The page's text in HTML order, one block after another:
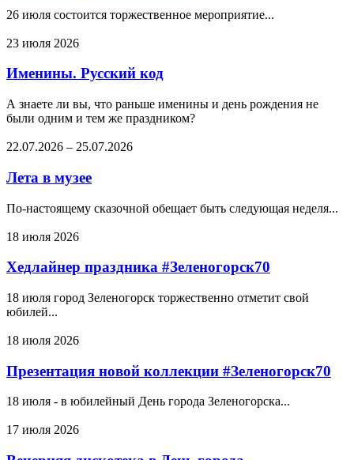
26 июля состоится торжественное мероприятие...
23 июля 2026
Именины. Русский код
А знаете ли вы, что раньше именины и день рождения не
были одним и тем же праздником?
22.07.2026 – 25.07.2026
Лета в музее
По-настоящему сказочной обещает быть следующая неделя...
18 июля 2026
Хедлайнер праздника #Зеленогорск70
18 июля город Зеленогорск торжественно отметит свой
юбилей...
18 июля 2026
Презентация новой коллекции #Зеленогорск70
18 июля - в юбилейный День города Зеленогорска...
17 июля 2026